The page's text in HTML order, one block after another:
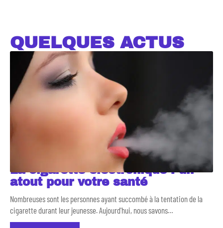
QUELQUES ACTUS
La cigarette électronique : un
atout pour votre santé
Nombreuses sont les personnes ayant succombé à la tentation de la
cigarette durant leur jeunesse. Aujourd'hui, nous savons…